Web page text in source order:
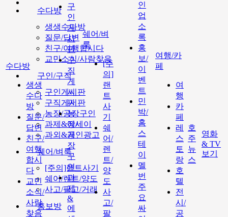
수다방
생생수다방
질문/답변
친구/여행합시다
교민소식/사람찾음
구인/구직
구인게시판
구직게시판
농장/공장구인
과제&에세이
과외&개인광고
쉐어/벼룩
[주의]랜트사기
쉐어/렌트/양도
사고/팔고/거래
홍보방
수다방
생생
수다
방
질문/
답변
친구/
여행
합시
다
교민
소식/
사람
찾음
구
인
게
시
판
구
직
게
시
판
농
장/
공
장
구
인
과
제
&
에
쉐어/벼
룩
[주
의]
랜
트
사
기
쉐
어/
렌
트/
양
도
사
고/
팔
인
업
소
록
홍
보/
이
벤
트
민
박/
홈
스
테
이
멜
번
주
요
싸
여행/카
페
여
행
카
페
레
스
토
랑
호
텔
전
시/
공
호
주
뉴
스
영화
& TV
보기